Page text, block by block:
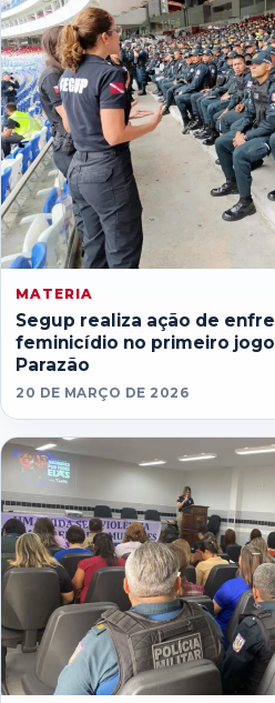
MATERIA
Segup realiza ação de
feminicídio no primeiro
Parazão
20 DE MARÇO DE 2026